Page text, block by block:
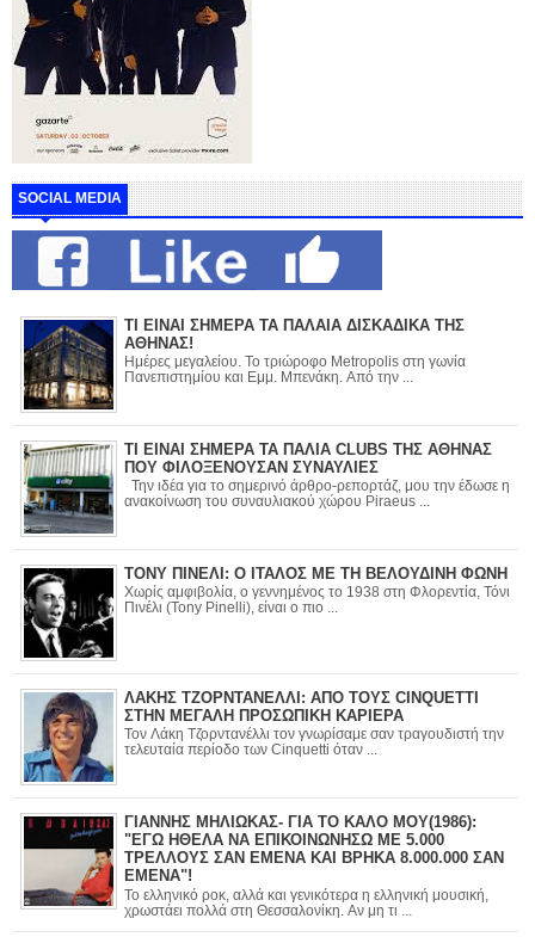
SOCIAL MEDIA
ΤΙ ΕΙΝΑΙ ΣΗΜΕΡΑ ΤΑ ΠΑΛΑΙΑ ΔΙΣΚΑΔΙΚΑ ΤΗΣ
ΑΘΗΝΑΣ!
Ημέρες μεγαλείου. Το τριώροφο Metropolis στη γωνία
Πανεπιστημίου και Εμμ. Μπενάκη. Από την ...
ΤΙ ΕΙΝΑΙ ΣΗΜΕΡΑ ΤΑ ΠΑΛΙΑ CLUBS ΤΗΣ ΑΘΗΝΑΣ
ΠΟΥ ΦΙΛΟΞΕΝΟΥΣΑΝ ΣΥΝΑΥΛΙΕΣ
Την ιδέα για το σημερινό άρθρο-ρεπορτάζ, μου την έδωσε η
ανακοίνωση του συναυλιακού χώρου Piraeus ...
ΤΟΝΥ ΠΙΝΕΛΙ: Ο ΙΤΑΛΟΣ ΜΕ ΤΗ ΒΕΛΟΥΔΙΝΗ ΦΩΝΗ
Χωρίς αμφιβολία, ο γεννημένος το 1938 στη Φλορεντία, Τόνι
Πινέλι (Tony Pinelli), είναι ο πιο ...
ΛΑΚΗΣ ΤΖΟΡΝΤΑΝΕΛΛΙ: ΑΠΟ ΤΟΥΣ CINQUETTI
ΣΤΗΝ ΜΕΓΑΛΗ ΠΡΟΣΩΠΙΚΗ ΚΑΡΙΕΡΑ
Τον Λάκη Τζορντανέλλι τον γνωρίσαμε σαν τραγουδιστή την
τελευταία περίοδο των Cinquetti όταν ...
ΓΙΑΝΝΗΣ ΜΗΛΙΩΚΑΣ- ΓΙΑ ΤΟ ΚΑΛΟ ΜΟΥ(1986):
"ΕΓΩ ΗΘΕΛΑ ΝΑ ΕΠΙΚΟΙΝΩΝΗΣΩ ΜΕ 5.000
ΤΡΕΛΛΟΥΣ ΣΑΝ ΕΜΕΝΑ ΚΑΙ ΒΡΗΚΑ 8.000.000 ΣΑΝ
ΕΜΕΝΑ"!
Το ελληνικό ροκ, αλλά και γενικότερα η ελληνική μουσική,
χρωστάει πολλά στη Θεσσαλονίκη. Αν μη τι ...